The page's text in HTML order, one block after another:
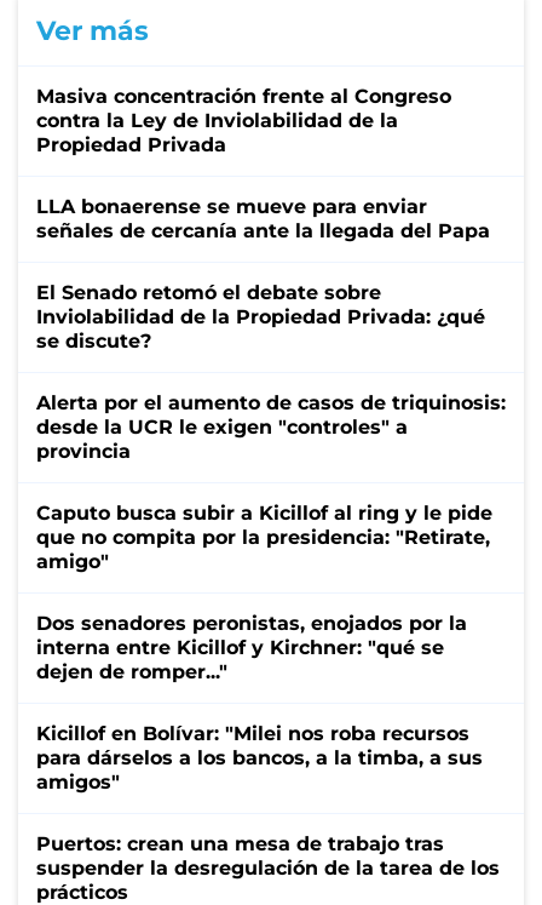
Ver más
Masiva concentración frente al Congreso
contra la Ley de Inviolabilidad de la
Propiedad Privada
LLA bonaerense se mueve para enviar
señales de cercanía ante la llegada del Papa
El Senado retomó el debate sobre
Inviolabilidad de la Propiedad Privada: ¿qué
se discute?
Alerta por el aumento de casos de triquinosis:
desde la UCR le exigen "controles" a
provincia
Caputo busca subir a Kicillof al ring y le pide
que no compita por la presidencia: "Retirate,
amigo"
Dos senadores peronistas, enojados por la
interna entre Kicillof y Kirchner: "qué se
dejen de romper..."
Kicillof en Bolívar: "Milei nos roba recursos
para dárselos a los bancos, a la timba, a sus
amigos"
Puertos: crean una mesa de trabajo tras
suspender la desregulación de la tarea de los
prácticos